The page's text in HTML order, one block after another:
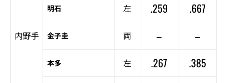
内野手
明石 左 .259 .667
金子圭 両 – –
本多 左 .267 .385